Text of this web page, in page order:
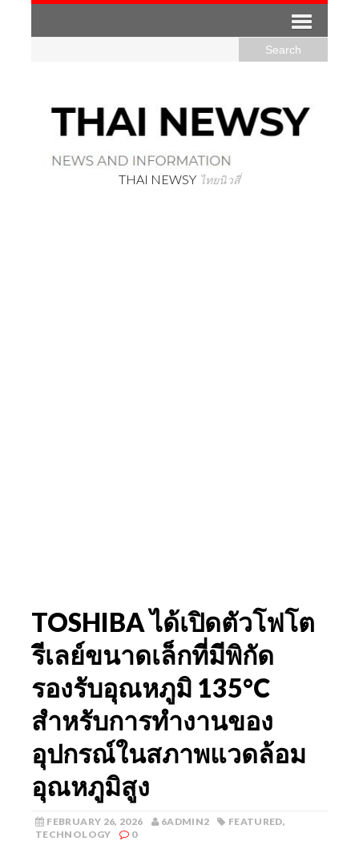
THAI NEWSY ไทยนิวสี่
TOSHIBA ได้เปิดตัวโฟโต
รีเลย์ขนาดเล็กที่มีพิกัด
รองรับอุณหภูมิ 135°C
สำหรับการทำงานของ
อุปกรณ์ในสภาพแวดล้อม
อุณหภูมิสูง
FEBRUARY 26, 2026 6ADMIN2 FEATURED,
TECHNOLOGY
0